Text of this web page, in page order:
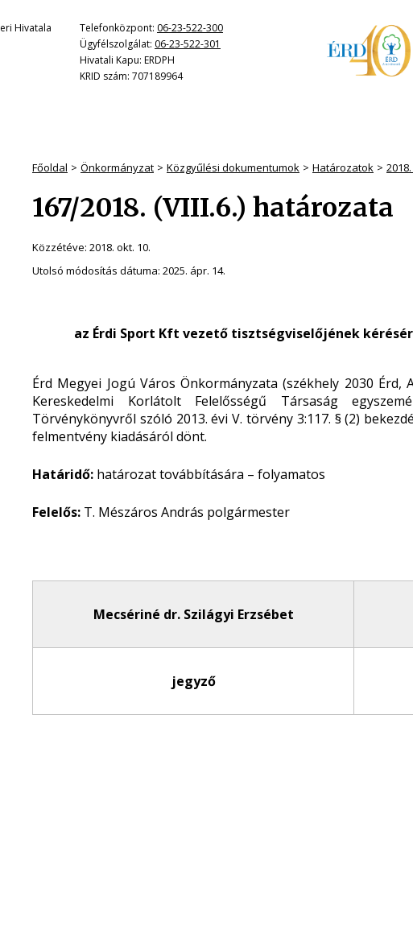
Hivatala
Telefonközpont: 06-23-522-300
Ügyfélszolgálat: 06-23-522-301
Hivatali Kapu: ERDPH
KRID szám: 707189964
Főoldal Önkormányzat Közgyűlési dokumentumok Határozatok
167/2018. (VIII.6.) határozata
Közzétéve: 2018. okt. 10.
Utolsó módosítás dátuma: 2025. ápr. 14.
az Érdi Sport Kft vezető tisztségviselőjének
Érd Megyei Jogú Város Önkormányzata (székhely 2030
Kereskedelmi Korlátolt Felelősségű Társaság
Törvénykönyvről szóló 2013. évi V. törvény 3:117. § (2)
felmentvény kiadásáról dönt.
Határidő: határozat továbbítására – folyamatos
Felelős: T. Mészáros András polgármester
Mecsériné dr. Szilágyi Erzsébet
jegyző